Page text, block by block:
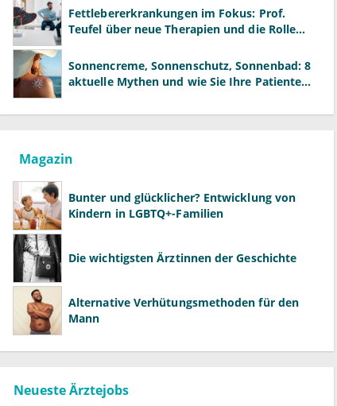
Fettlebererkrankungen im Fokus: Prof.
Teufel über neue Therapien und die Rolle
Sonnencreme, Sonnenschutz, Sonnenbad: 8
aktuelle Mythen und wie Sie Ihre Patienten
Magazin
Bunter und glücklicher? Entwicklung von
Kindern in LGBTQ+-Familien
Die wichtigsten Ärztinnen der Geschichte
Alternative Verhütungsmethoden für den
Mann
Neueste Ärztejobs